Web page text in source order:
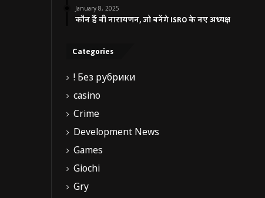
January 8, 2025
कौन हैं वी नारायणन, जो बनेंगे ISRO के नए अध्यक्ष
Categories
! Без рубрики
casino
Crime
Development News
Games
Giochi
Gry